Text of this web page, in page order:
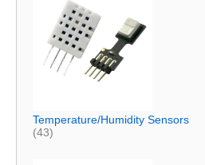
Temperature/Humidity Sensors
(43)